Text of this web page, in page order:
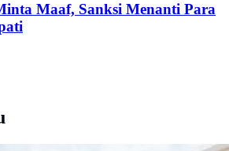
Maaf, Sanksi Menanti Para